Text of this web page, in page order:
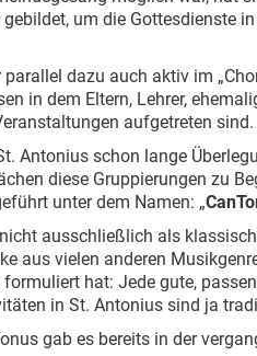
um die Gottesdienste
dazu auch aktiv im
in dem Eltern, Lehrer,
aufgetreten sind.
Antonius schon lange
diese Gruppierungen zu
unter dem Namen: „
ausschließlich als
aus vielen anderen
hat: Jede gute,
in St. Antonius sind ja
gab es bereits in der